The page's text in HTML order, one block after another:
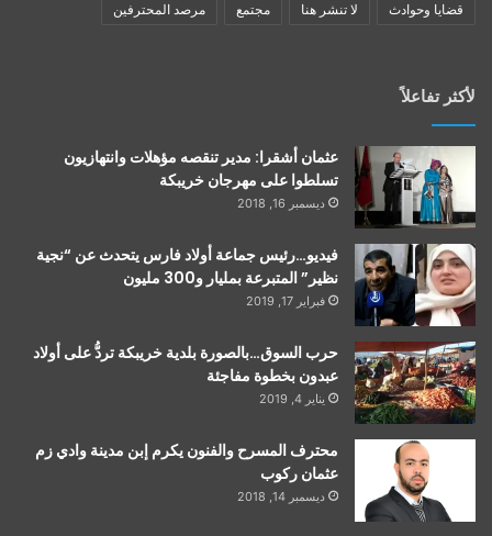
قضايا وحوادث لا تنشر هنا مجتمع مرصد المحترفين
لأكثر تفاعلاً
عثمان أشقرا: مدير تنقصه مؤهلات وانتهازيون
تسلطوا على مهرجان خريبكة
ديسمبر 16, 2018
فيديو…رئيس جماعة أولاد فارس يتحدث عن “نجية
نظير” المتبرعة بمليار و300 مليون
فبراير 17, 2019
حرب السوق…بالصورة بلدية خريبكة تردُّ على أولاد
عبدون بخطوة مفاجئة
يناير 4, 2019
محترف المسرح والفنون يكرم إبن مدينة وادي زم
عثمان ركوب
ديسمبر 14, 2018